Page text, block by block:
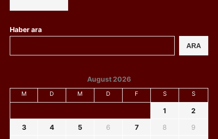
Haber ara
ARA
August 2026
M D M D F S S
1
2
3
4 5 6 7 8 9